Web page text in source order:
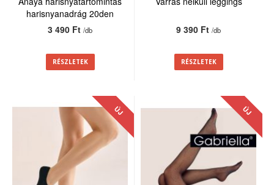
harisnyanadrág 20den
3 490 Ft/db
RÉSZLETEK
9 390 Ft/db
RÉSZLETEK
ÚJ ÚJ